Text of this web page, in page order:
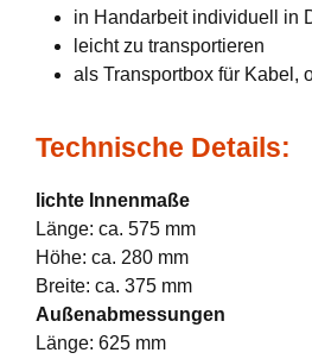
in Handarbeit individuell in
leicht zu transportieren
als Transportbox für Kabel,
Technische Details:
lichte Innenmaße
Länge: ca. 575 mm
Höhe: ca. 280 mm
Breite: ca. 375 mm
Außenabmessungen
Länge: 625 mm